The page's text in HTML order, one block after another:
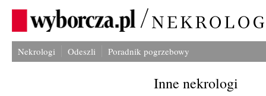
Nekrologi Odeszli Poradnik pogrzebowy
Inne nekrologi